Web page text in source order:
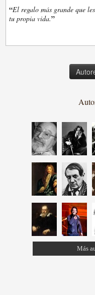
“El regalo más grande que
tu propia vida.”
Más